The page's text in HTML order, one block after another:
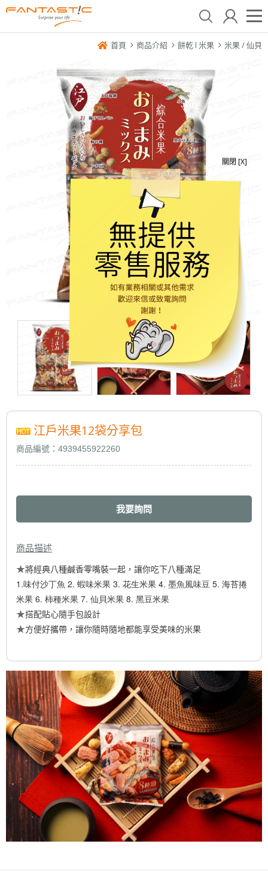
首頁 商品介紹 餅乾 l 米果 米果 / 仙貝
江戶米果12袋分享包
商品編號：4939455922260
我要詢問
商品描述
★將經典八種鹹香零嘴裝一起，讓你吃下八種滿足
1.味付沙丁魚 2. 蝦味米果 3. 花生米果 4. 墨魚風味豆 5. 海苔捲
米果 6. 柿種米果 7. 仙貝米果 8. 黑豆米果
★搭配貼心隨手包設計
★方便好攜帶，讓你隨時隨地都能享受美味的米果
關閉 [X]